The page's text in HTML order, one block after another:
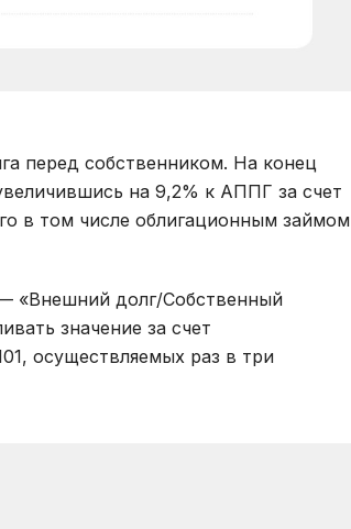
перед собственником. На конец
на 9,2% к АППГ за счет
в том числе облигационным займом
«Внешний долг/Собственный
значение за счет
осуществляемых раз в три